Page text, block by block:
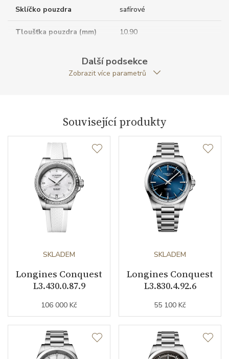
Sklíčko pouzdra safírové
Tloušťka pouzdra (mm) 10.90
Antireflexní sklíčko ANO
Materiál korunky nerezová ocel
Průměr pouzdra (mm)
Typ strojku L888 Longines
Rezerva chodu strojku
Kalibr strojku automatický nátah
Kameny strojku 21
Další podsekce
Zobrazit více parametrů
Související produkty
SKLADEM
Longines Conquest
L3.430.0.87.9
106 000 Kč
SKLADEM
Longines Conquest
L3.830.4.92.6
55 100 Kč